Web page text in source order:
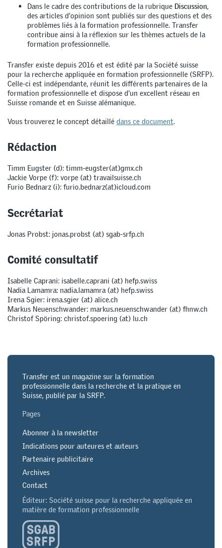
Dans le cadre des contributions de la rubrique Discussion,
des articles d’opinion sont publiés sur des questions et des
problèmes liés à la formation professionnelle. Transfer
contribue ainsi à la réflexion sur les thèmes actuels de la
formation professionnelle.
Transfer existe depuis 2016 et est édité par la Société suisse
pour la recherche appliquée en formation professionnelle (SRFP).
Celle-ci est indépendante, réunit les différents partenaires de la
formation professionnelle et dispose d’un excellent réseau en
Suisse romande et en Suisse alémanique.
Vous trouverez le concept détaillé dans ce document.
Rédaction
Timm Eugster (d): timm-eugster(at)gmx.ch
Jackie Vorpe (f): vorpe (at) travailsuisse.ch
Furio Bednarz (i): furio.bednarz(at)icloud.com
Secrétariat
Jonas Probst: jonas.probst (at) sgab-srfp.ch
Comité consultatif
Isabelle Caprani: isabelle.caprani (at) hefp.swiss
Nadia Lamamra: nadia.lamamra (at) hefp.swiss
Irena Sgier: irena.sgier (at) alice.ch
Markus Neuenschwander: markus.neuenschwander (at) fhnw.ch
Christof Spöring: christof.spoering (at) lu.ch
Transfer est un magazine sur la formation
professionnelle dans la recherche et la pratique en
Suisse, publié par la SRFP.
Pages
Abonner à la newsletter
Indications pour auteures et auteurs
Partenaire publicitaire
Archives
Contact
Éditeur: Société suisse pour la recherche appliquée en
matière de formation professionnelle